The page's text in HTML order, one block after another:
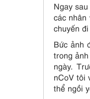
Ngay
các nhân
chuyến
Bức ảnh
trong
ngày.
nCoV tôi
thể ngồi